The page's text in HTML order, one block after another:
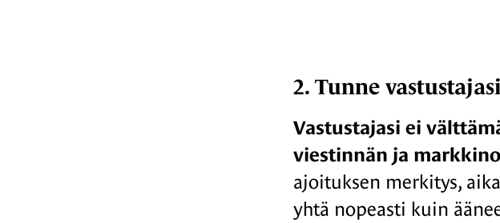
2. Tunne
Vastustajasi ei
viestinnän ja
ajoituksen merkitys,
yhtä nopeasti kuin